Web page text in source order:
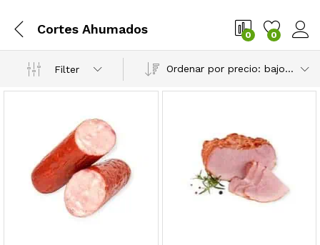
Cortes Ahumados 0 0
Filter Ordenar por precio: bajo a alto